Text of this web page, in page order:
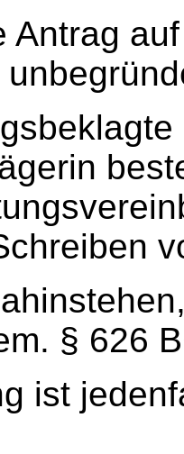
Antrag
§ 626
ist